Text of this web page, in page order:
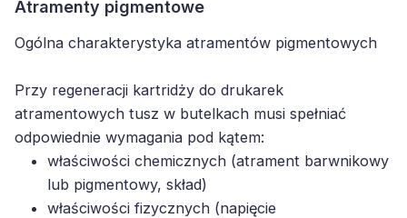
Atramenty pigmentowe
Ogólna charakterystyka atramentów pigmentowych
Przy regeneracji kartridży do drukarek
atramentowych tusz w butelkach musi spełniać
odpowiednie wymagania pod kątem:
właściwości chemicznych (atrament barwnikowy
lub pigmentowy, skład)
właściwości fizycznych (napięcie